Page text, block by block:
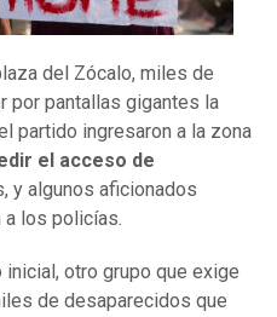
del Zócalo, miles de
por pantallas gigantes la
partido ingresaron a la zona
el acceso de
y algunos aficionados
a los policías.
otro grupo que exige
de desaparecidos que